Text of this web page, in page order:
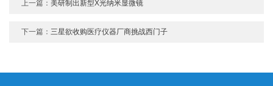
上一篇：美研制出新型X光纳米显微镜
下一篇：三星欲收购医疗仪器厂商挑战西门子